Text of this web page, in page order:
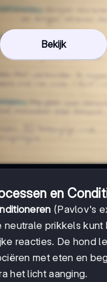
Bekijk
en
(Pavlov's
neutrale prikkels
reacties. De hond
met eten en
het licht aanging.